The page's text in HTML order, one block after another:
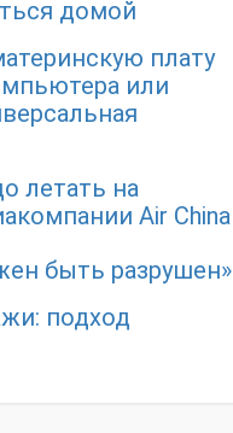
домой
плату
или
летать на
Air China
быть разрушен»
подход